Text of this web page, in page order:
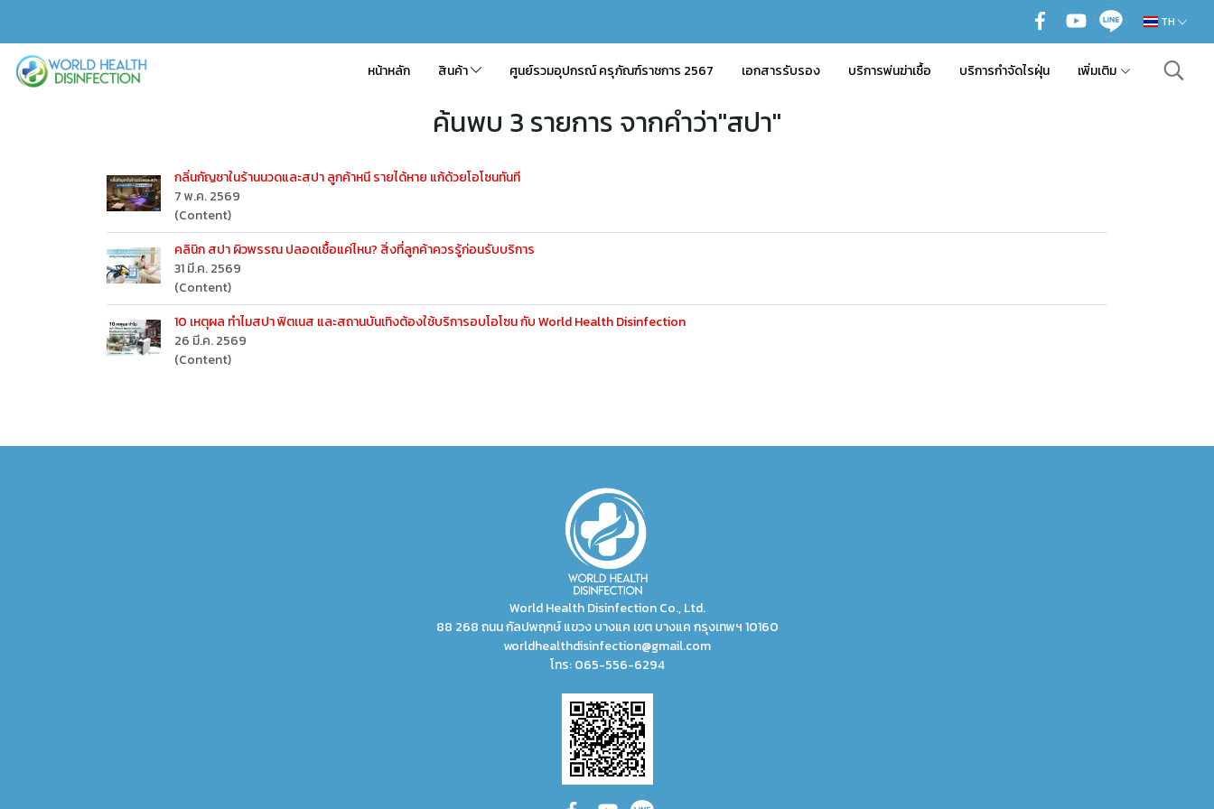
TH
หน้าหลัก สินค้า ศูนย์รวมอุปกรณ์ ครุภัณฑ์ราชการ 2567 เอกสารรับรอง บริการพ่นฆ่าเชื้อ บริการกำจัดไรฝุ่น เพิ่มเติม
ค้นพบ 3 รายการ จากคำว่า"สปา"
กลิ่นกัญชาในร้านนวดและสปา ลูกค้าหนี รายได้หาย แก้ด้วยโอโซนทันที
7 พ.ค. 2569
(Content)
คลินิก สปา ผิวพรรณ ปลอดเชื้อแค่ไหน? สิ่งที่ลูกค้าควรรู้ก่อนรับบริการ
31 มี.ค. 2569
(Content)
10 เหตุผล ทำไมสปา ฟิตเนส และสถานบันเทิงต้องใช้บริการอบโอโซน กับ World Health Disinfection
26 มี.ค. 2569
(Content)
World Health Disinfection Co., Ltd.
88 268 ถนน กัลปพฤกษ์ แขวง บางแค เขต บางแค กรุงเทพฯ 10160
worldhealthdisinfection@gmail.com
โทร:065-556-6294